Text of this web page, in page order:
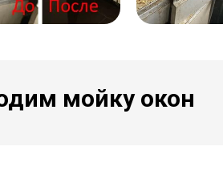
мойку окон